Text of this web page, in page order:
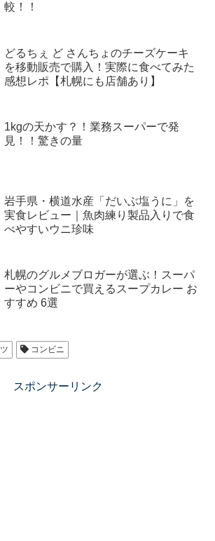
較！！
どるちぇ ど さんちょのチーズケーキ
を移動販売で購入！実際に食べてみた
感想レポ【札幌にも店舗あり】
1kgの天かす？！業務スーパーで発
見！！驚きの量
岩手県・横道水産「だいぶ塩うに」を
実食レビュー｜魚肉練り製品入りで食
べやすいウニ珍味
札幌のグルメブロガーが選ぶ！スーパ
ーやコンビニで買えるスープカレー お
すすめ 6選
コンビニ
スポンサーリンク